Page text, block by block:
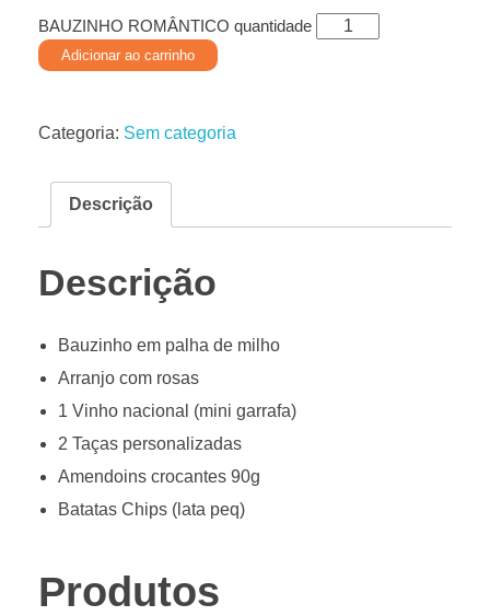
BAUZINHO ROMÂNTICO quantidade
Adicionar ao carrinho
Categoria: Sem categoria
Descrição
Descrição
Bauzinho em palha de milho
Arranjo com rosas
1 Vinho nacional (mini garrafa)
2 Taças personalizadas
Amendoins crocantes 90g
Batatas Chips (lata peq)
Produtos